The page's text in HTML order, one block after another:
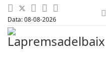
Data: 08-08-2026